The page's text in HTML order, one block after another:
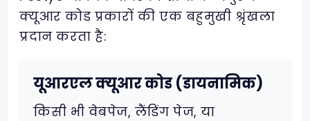
क्यूआर कोड प्रकारों की एक बहुमुखी श्रृंखला
प्रदान करता है:
यूआरएल क्यूआर कोड (डायनामिक)
किसी भी वेबपेज, लैंडिंग पेज, या